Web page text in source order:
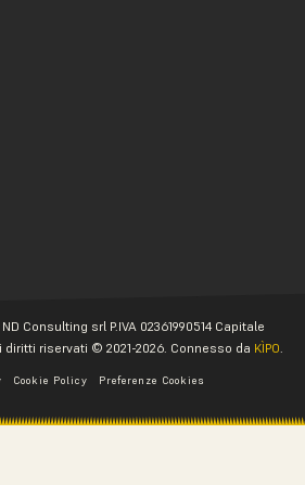
Consulting srl P.IVA 02361990514 Capitale
diritti riservati © 2021-2026. Connesso da KÌPO
Cookie Policy Preferenze Cookies